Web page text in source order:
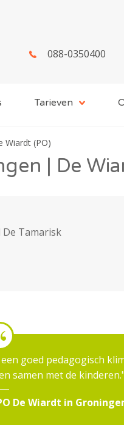
088-0350400
Tarieven
Wiardt (PO)
| De
De Tamarisk
goed pedagogisch
samen met de kinderen.
De Wiardt in